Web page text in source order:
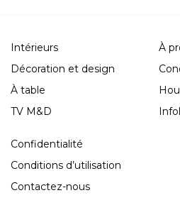
Intérieurs
Décoration et design
À table
TV M&D
À
Confidentialité
Conditions d’utilisation
Contactez-nous